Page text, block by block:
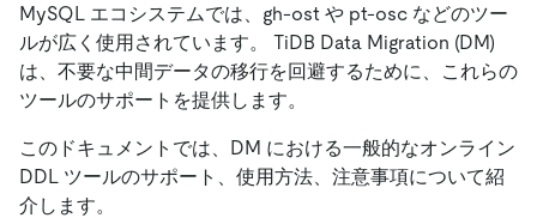
MySQL エコシステムでは、gh-ost や pt-osc などのツー
ルが広く使用されています。 TiDB Data Migration (DM)
は、不要な中間データの移行を回避するために、これらの
ツールのサポートを提供します。
このドキュメントでは、DM における一般的なオンライン
DDL ツールのサポート、使用方法、注意事項について紹
介します。